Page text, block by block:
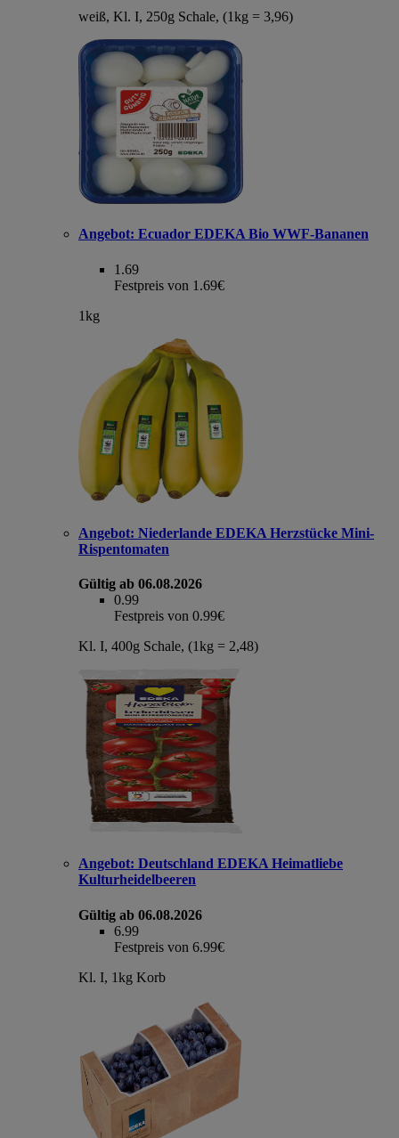
weiß, Kl. I, 250g Schale, (1kg = 3,96)
Angebot: Ecuador EDEKA Bio WWF-Bananen
1.69
Festpreis von 1.69€
1kg
Angebot: Niederlande EDEKA Herzstücke Mini-
Rispentomaten
Gültig ab 06.08.2026
0.99
Festpreis von 0.99€
Kl. I, 400g Schale, (1kg = 2,48)
Angebot: Deutschland EDEKA Heimatliebe
Kulturheidelbeeren
Gültig ab 06.08.2026
6.99
Festpreis von 6.99€
Kl. I, 1kg Korb